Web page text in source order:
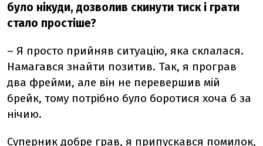
було нікуди, дозволив скинути тиск і грати
стало простіше?
– Я просто прийняв ситуацію, яка склалася.
Намагався знайти позитив. Так, я програв
два фрейми, але він не перевершив мій
брейк, тому потрібно було боротися хоча б за
нічию.
Суперник добре грав, я припускався помилок,